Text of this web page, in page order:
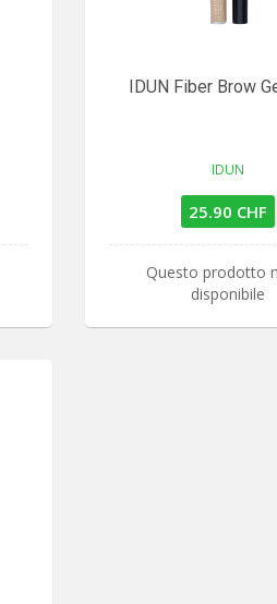
IDUN Fiber Brow
IDUN
25.90 CHF
Questo prodotto
disponibile